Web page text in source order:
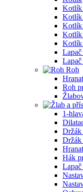
Kotlík
Kotlík
Kotlík
Kotlík
Kotlík
Roh
Roh
1-
Držák
Hák